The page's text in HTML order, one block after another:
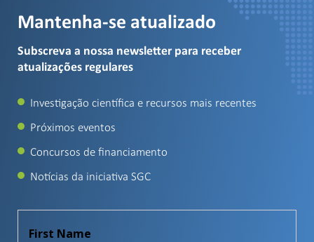
Mantenha-se atualizado
Subscreva a nossa newsletter para receber
atualizações regulares
Investigação científica e recursos mais recentes
Próximos eventos
Concursos de financiamento
Notícias da iniciativa SGC